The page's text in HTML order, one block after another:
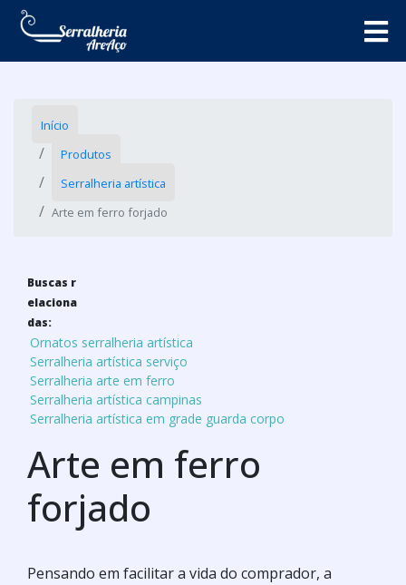
Início
Produtos
Serralheria artística
Arte em ferro forjado
Buscas r
elaciona
das:
Ornatos serralheria artística
Serralheria artística serviço
Serralheria arte em ferro
Serralheria artística campinas
Serralheria artística em grade guarda corpo
Arte em ferro
forjado
Pensando em facilitar a vida do comprador, a